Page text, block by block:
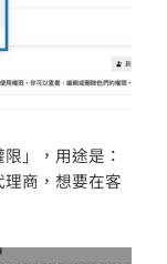
」，用途是：
商，想要在客